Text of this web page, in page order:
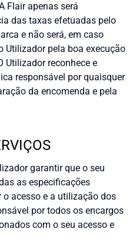
Flair apenas será
das taxas efetuadas pelo
e não será, em caso
Utilizador pela boa execução
Utilizador reconhece e
responsável por quaisquer
da encomenda e pela
garantir que o seu
as especificações
acesso e a utilização dos
por todos os encargos
com o seu acesso e